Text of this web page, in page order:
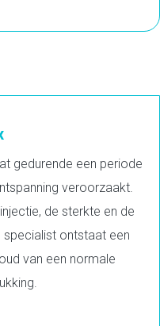
gedurende een periode
veroorzaakt.
de sterkte en de
specialist ontstaat een
van een normale